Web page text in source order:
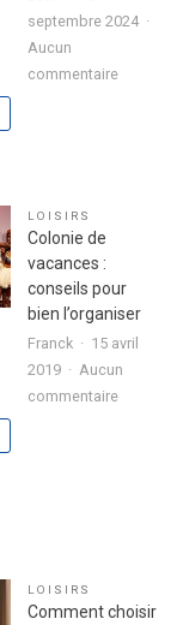
chicken
septembre 2024
Aucun
commentairesur
LOISIRS
Colonie de
vacances :
conseils pour
bien l’organiser
Franck
15 avril
2019
Aucun
commentairesur
LOISIRS
Comment choisir